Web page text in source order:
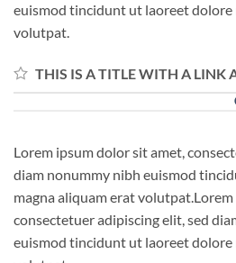
euismod tincidunt ut laoreet dolore
volutpat.
THIS IS A TITLE WITH A LINK
Lorem ipsum dolor sit amet,
diam nonummy nibh euismod
magna aliquam erat
consectetuer adipiscing elit, sed
euismod tincidunt ut laoreet dolore